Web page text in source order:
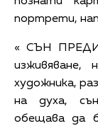
портрети,
« СЪН
художника,
на духа,
обещава да